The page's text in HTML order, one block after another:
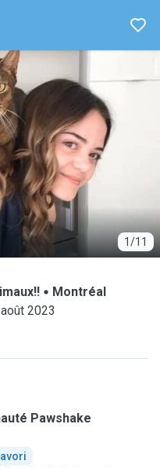
1/11
Montréal
2023
Pawshake